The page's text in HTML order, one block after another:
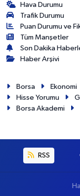
Hava Durumu
Trafik Durumu
Puan Durumu ve
Tüm Manşetler
Son Dakika
Haber Arşivi
Borsa Ekonomi
Hisse Yorumu
Borsa Akademi
RSS